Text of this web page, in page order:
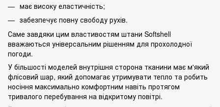
має високу еластичність;
забезпечує повну свободу рухів.
Саме завдяки цим властивостям штани Softshell
вважаються універсальним рішенням для прохолодної
погоди.
У більшості моделей внутрішня сторона тканини має м'який
флісовий шар, який допомагає утримувати тепло та робить
носіння максимально комфортним навіть протягом
тривалого перебування на відкритому повітрі.